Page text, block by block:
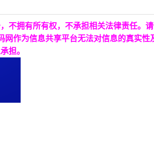
拥有所有权，不承担相关法律责任。
作为信息共享平台无法对信息的真实
担。